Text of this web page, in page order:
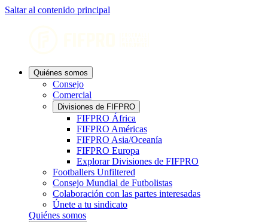
Saltar al contenido principal
Quiénes somos
Consejo
Comercial
Divisiones de FIFPRO
FIFPRO África
FIFPRO Américas
FIFPRO Asia/Oceanía
FIFPRO Europa
Explorar Divisiones de FIFPRO
Footballers Unfiltered
Consejo Mundial de Futbolistas
Colaboración con las partes interesadas
Únete a tu sindicato
Quiénes somos